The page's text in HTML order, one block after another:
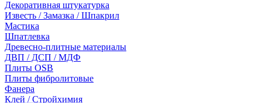
Декоративная штукатурка
Известь / Замазка / Шпакрил
Мастика
Шпатлевка
Древесно-плитные материалы
ДВП / ДСП / МДФ
Плиты OSB
Плиты фибролитовые
Фанера
Клей / Стройхимия